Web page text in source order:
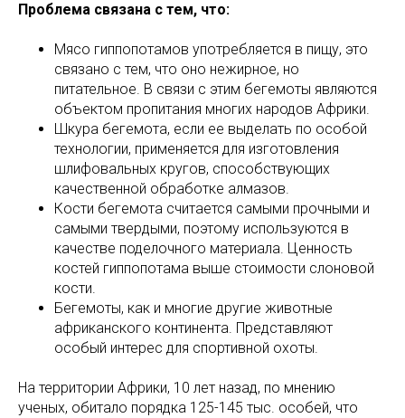
Проблема связана с тем, что:
Мясо гиппопотамов употребляется в пищу, это
связано с тем, что оно нежирное, но
питательное. В связи с этим бегемоты являются
объектом пропитания многих народов Африки.
Шкура бегемота, если ее выделать по особой
технологии, применяется для изготовления
шлифовальных кругов, способствующих
качественной обработке алмазов.
Кости бегемота считается самыми прочными и
самыми твердыми, поэтому используются в
качестве поделочного материала. Ценность
костей гиппопотама выше стоимости слоновой
кости.
Бегемоты, как и многие другие животные
африканского континента. Представляют
особый интерес для спортивной охоты.
На территории Африки, 10 лет назад, по мнению
ученых, обитало порядка 125-145 тыс. особей, что